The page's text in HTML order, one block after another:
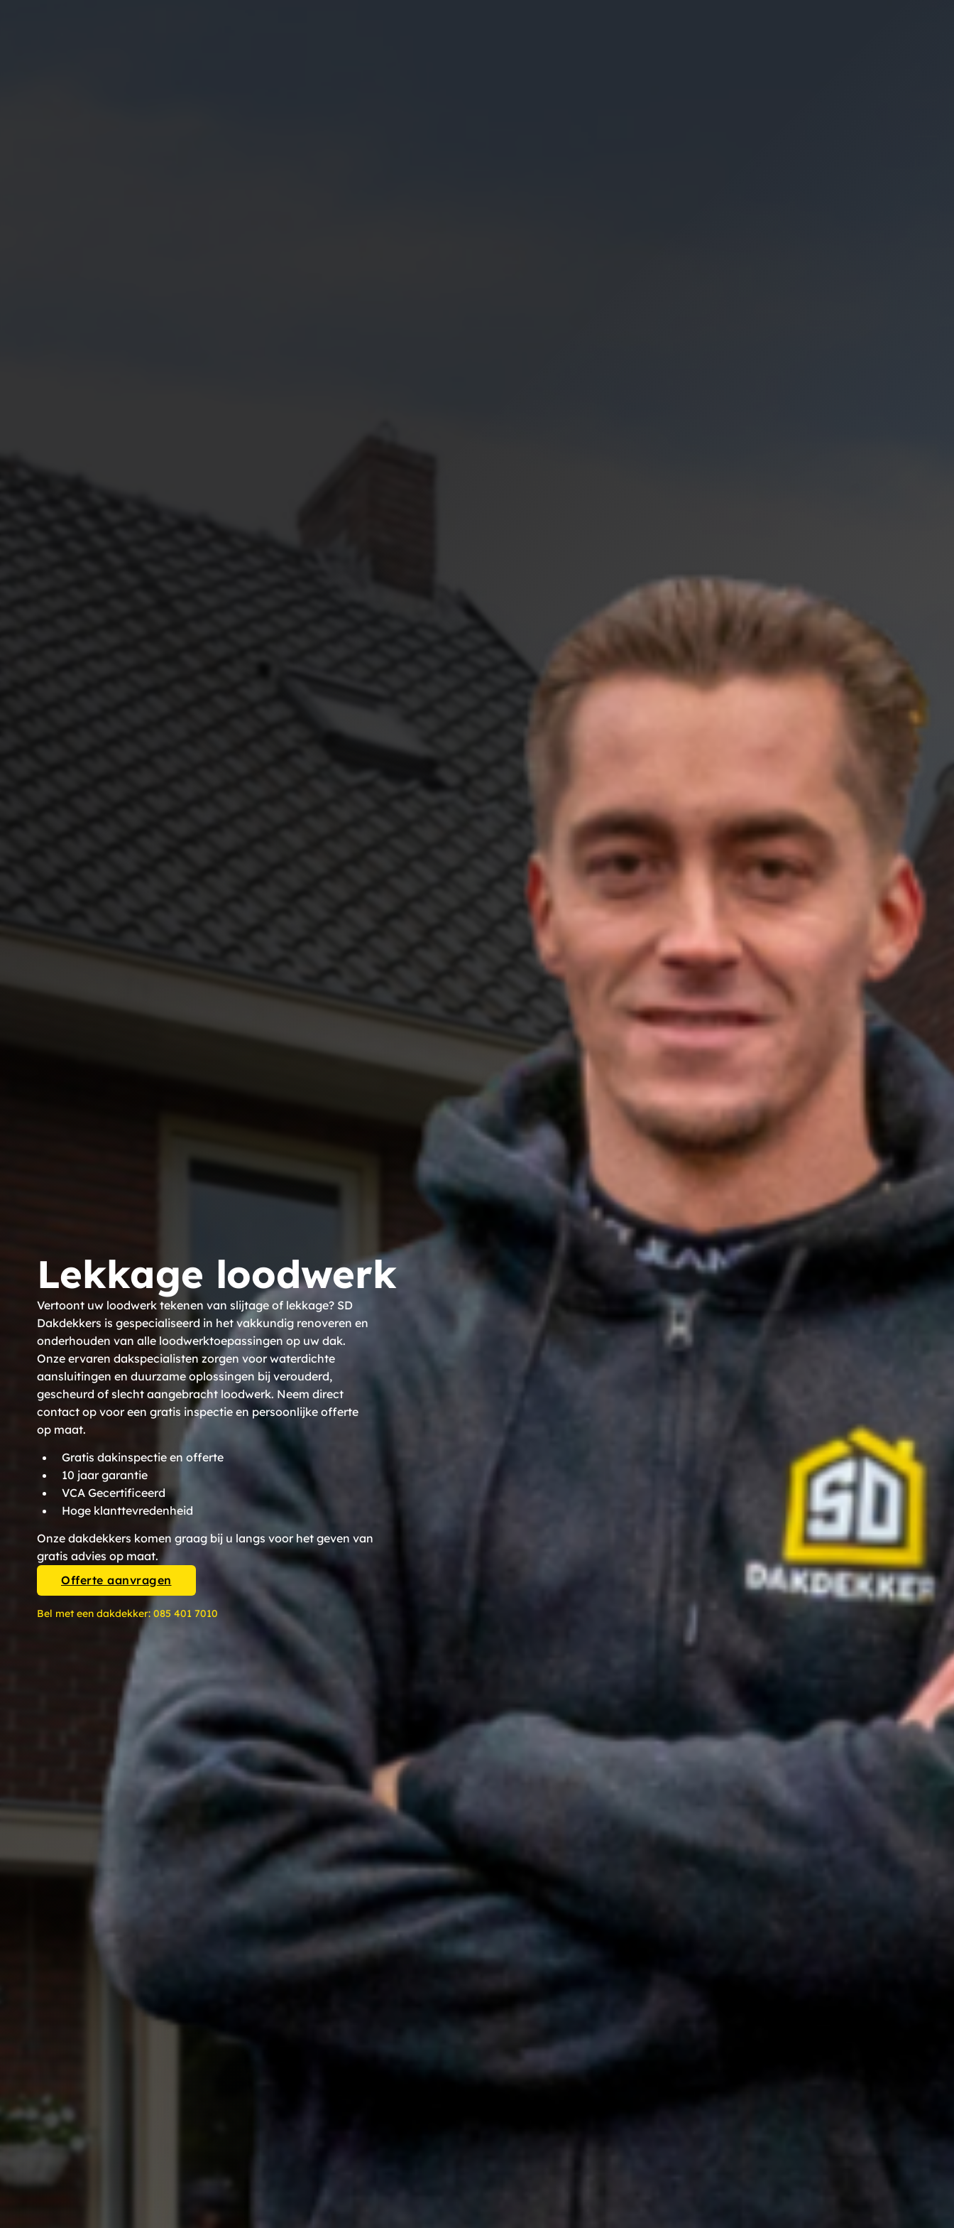
Lekkage loodwerk
Vertoont uw loodwerk tekenen van slijtage of lekkage? SD
Dakdekkers is gespecialiseerd in het vakkundig renoveren en
onderhouden van alle loodwerktoepassingen op uw dak.
Onze ervaren dakspecialisten zorgen voor waterdichte
aansluitingen en duurzame oplossingen bij verouderd,
gescheurd of slecht aangebracht loodwerk. Neem direct
contact op voor een gratis inspectie en persoonlijke offerte
op maat.
Gratis dakinspectie en offerte
10 jaar garantie
VCA Gecertificeerd
Hoge klanttevredenheid
Onze dakdekkers komen graag bij u langs voor het geven van
gratis advies op maat.
Offerte aanvragen
Bel met een dakdekker: 085 401 7010